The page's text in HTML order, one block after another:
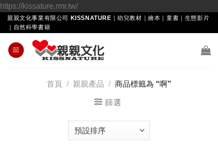
https://kissature.rmr.tw/Skip
to
親親文化事業有限公司 KISSNATURE｜幼兒教材｜繪本｜童書｜生態影片
｜自然科學書籍
首頁 / 親親產品 / 商品標籤為 “啊”
篩選